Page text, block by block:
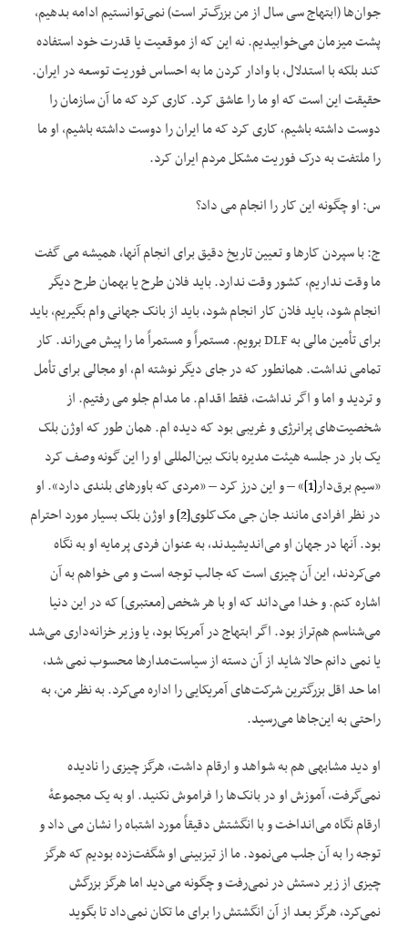
جوان‌ها (ابتهاج سی سال از من بزرگ‌تر است) نمی‌توانستیم ادامه بدهیم،
پشت میزمان می‌خوابیدیم. نه این که از موقعیت یا قدرت خود استفاده
کند بلکه با استدلال، با وادار کردن ما به احساس فوریت توسعه در ایران.
حقیقت این است که او ما را عاشق کرد. کاری کرد که ما آن سازمان را
دوست داشته باشیم، کاری کرد که ما ایران را دوست داشته باشیم، او ما
را ملتفت به درک فوریت مشکل مردم ایران کرد.
س: او چگونه این کار را انجام می داد؟
ج: با سپردن کارها و تعیین تاریخ دقیق برای انجام آنها، همیشه می گفت
ما وقت نداریم، کشور وقت ندارد. باید فلان طرح یا بهمان طرح دیگر
انجام شود، باید فلان کار انجام شود، باید از بانک جهانی وام بگیریم، باید
برای تأمین مالی به DLF برویم. مستمراً و مستمراً ما را پیش می‌راند. کار
تمامی نداشت. همانطور که در جای دیگر نوشته ام، او مجالی برای تأمل
و تردید و اما و اگر نداشت، فقط اقدام. ما مدام جلو می رفتیم. از
شخصیت‌های پرانرژی و غریبی بود که دیده ام. همان طور که اوژن بلک
یک بار در جلسه هیئت مدیره بانک بین‌المللی او را این گونه وصف کرد
«سیم‌ برق‌دار[1] » – و این درز کرد – «مردی که باورهای بلندی دارد». او
در نظر افرادی مانند جان جی مک‌کلوی[2] و اوژن بلک بسیار مورد احترام
بود. آنها در جهان او می‌اندیشیدند، به عنوان فردی پرمایه او به نگاه
می‌کردند، این آن چیزی است که جالب توجه است و می خواهم به آن
اشاره کنم. و خدا می‌داند که او با هر شخص [معتبری] که در این دنیا
می‌شناسم هم‌تراز بود. اگر ابتهاج در آمریکا بود، یا وزیر خزانه‌داری می‌شد
یا نمی دانم حالا شاید از آن دسته از سیاست‌مدارها محسوب نمی شد،
اما حد اقل بزرگترین شرکت‌های آمریکایی را اداره می‌کرد. به نظر من، به
راحتی به این‌جاها می‌رسید.
او دید مشابهی هم به شواهد و ارقام داشت، هرگز چیزی را نادیده
نمی‌گرفت، آموزش او در بانک‌ها را فراموش نکنید. او به یک مجموعهٔ
ارقام نگاه می‌انداخت و با انگشتش دقیقاً مورد اشتباه را نشان می داد و
توجه را به آن جلب می‌نمود. ما از تیزبینی او شگفت‌زده بودیم که هرگز
چیزی از زیر دستش در نمی‌رفت و چگونه می‌دید اما هرگز بزرگش
نمی‌کرد، هرگز بعد از آن انگشتش را برای ما تکان نمی‌داد تا بگوید